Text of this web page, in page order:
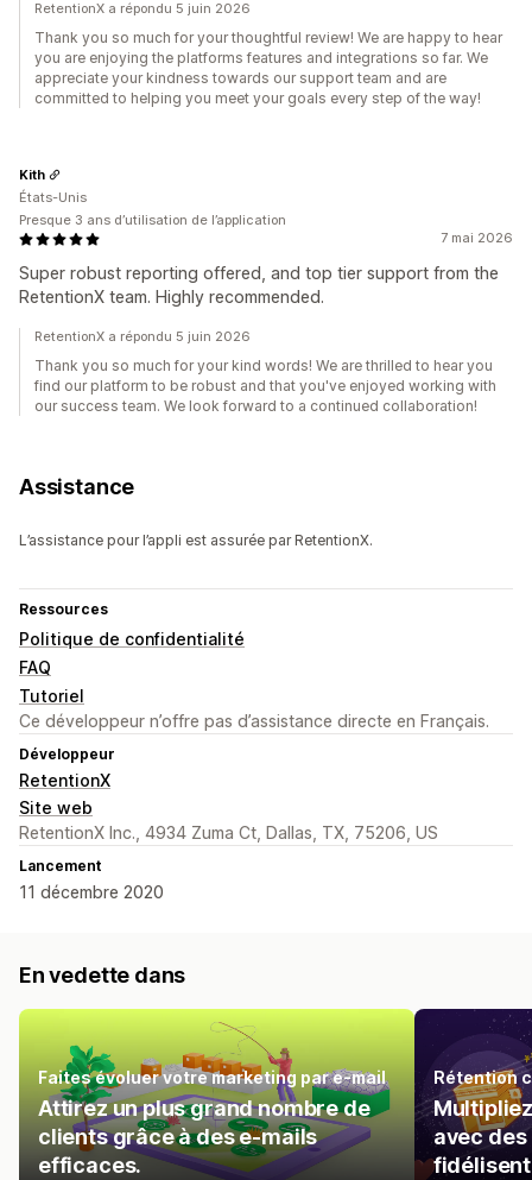
RetentionX a répondu 5 juin 2026
Thank you so much for your thoughtful review! We are happy to hear
you are enjoying the platforms features and integrations so far. We
appreciate your kindness towards our support team and are
committed to helping you meet your goals every step of the way!
7 mai 2026
Super robust reporting offered, and top tier support from the
RetentionX team. Highly recommended.
Kith
États-Unis
Presque 3 ans d’utilisation de l’application
RetentionX a répondu 5 juin 2026
Thank you so much for your kind words! We are thrilled to hear you
find our platform to be robust and that you've enjoyed working with
our success team. We look forward to a continued collaboration!
Assistance
L’assistance pour l’appli est assurée par RetentionX.
Ressources
Politique de confidentialité
FAQ
Tutoriel
Ce développeur n’offre pas d’assistance directe en Français.
Développeur
RetentionX
Site web
RetentionX Inc., 4934 Zuma Ct, Dallas, TX, 75206, US
Lancement
11 décembre 2020
En vedette dans
Faites évoluer votre marketing par e-mail
Attirez un plus grand nombre de
clients grâce à des e-mails
efficaces.
Rétention
avec